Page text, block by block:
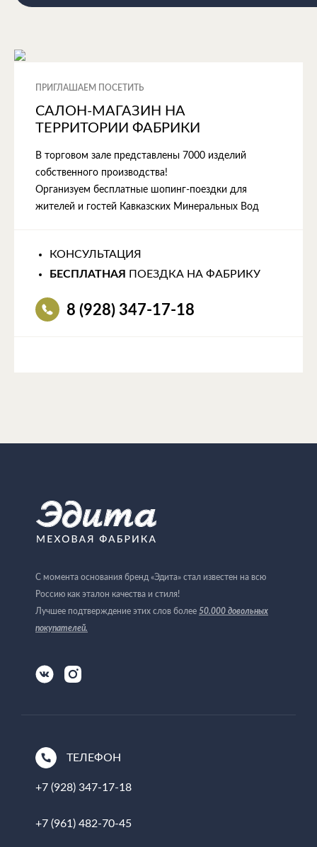
ПРИГЛАШАЕМ ПОСЕТИТЬ
САЛОН-МАГАЗИН НА
ТЕРРИТОРИИ ФАБРИКИ
В торговом зале представлены 7000 изделий
собственного производства!
Организуем бесплатные шопинг-поездки для
жителей и гостей Кавказских Минеральных Вод
КОНСУЛЬТАЦИЯ
БЕСПЛАТНАЯ
ПОЕЗДКА НА ФАБРИКУ
8 (928) 347-17-18
С момента основания бренд «Эдита» стал известен на всю
Россию как эталон качества и стиля!
Лучшее подтверждение этих слов более 50.000 довольных
покупателей.
ТЕЛЕФОН
+7 (928) 347-17-18
+7 (961) 482-70-45